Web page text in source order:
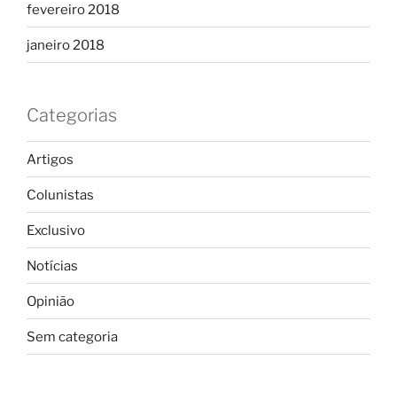
fevereiro 2018
janeiro 2018
Categorias
Artigos
Colunistas
Exclusivo
Notícias
Opinião
Sem categoria